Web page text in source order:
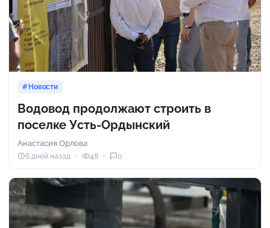
Новости
Водовод продолжают строить в
поселке Усть-Ордынский
Анастасия Орлова
6 дней назад 48 0